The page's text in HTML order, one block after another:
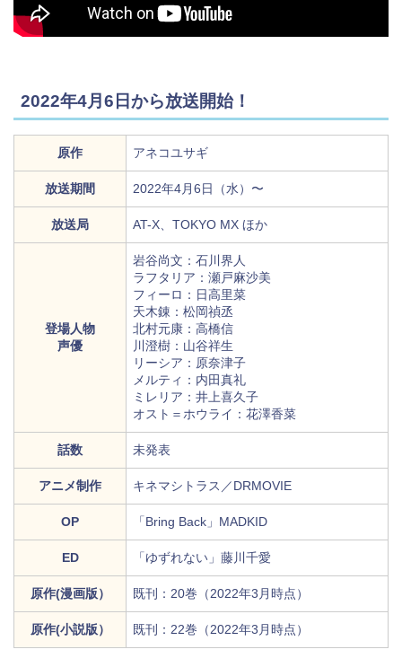
2022年4月6日から放送開始！
原作 アネコユサギ
放送期間 2022年4月6日（水）〜
放送局 AT-X、TOKYO MX ほか
登場人物
声優
岩谷尚文：石川界人
ラフタリア：瀬戸麻沙美
フィーロ：日高里菜
天木錬：松岡禎丞
北村元康：高橋信
川澄樹：山谷祥生
リーシア：原奈津子
メルティ：内田真礼
ミレリア：井上喜久子
オスト＝ホウライ：花澤香菜
話数 未発表
アニメ制作 キネマシトラス／DRMOVIE
OP 「Bring Back」MADKID
ED 「ゆずれない」藤川千愛
原作(漫画版） 既刊：20巻（2022年3月時点）
原作(小説版） 既刊：22巻（2022年3月時点）